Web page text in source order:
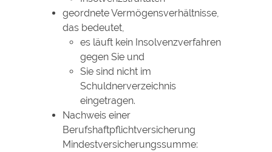
geordnete Vermögensverhältnisse,
das bedeutet,
es läuft kein Insolvenzverfahren
gegen Sie und
Sie sind nicht im
Schuldnerverzeichnis
eingetragen.
Nachweis einer
Berufshaftpflichtversicherung
Mindestversicherungssumme: